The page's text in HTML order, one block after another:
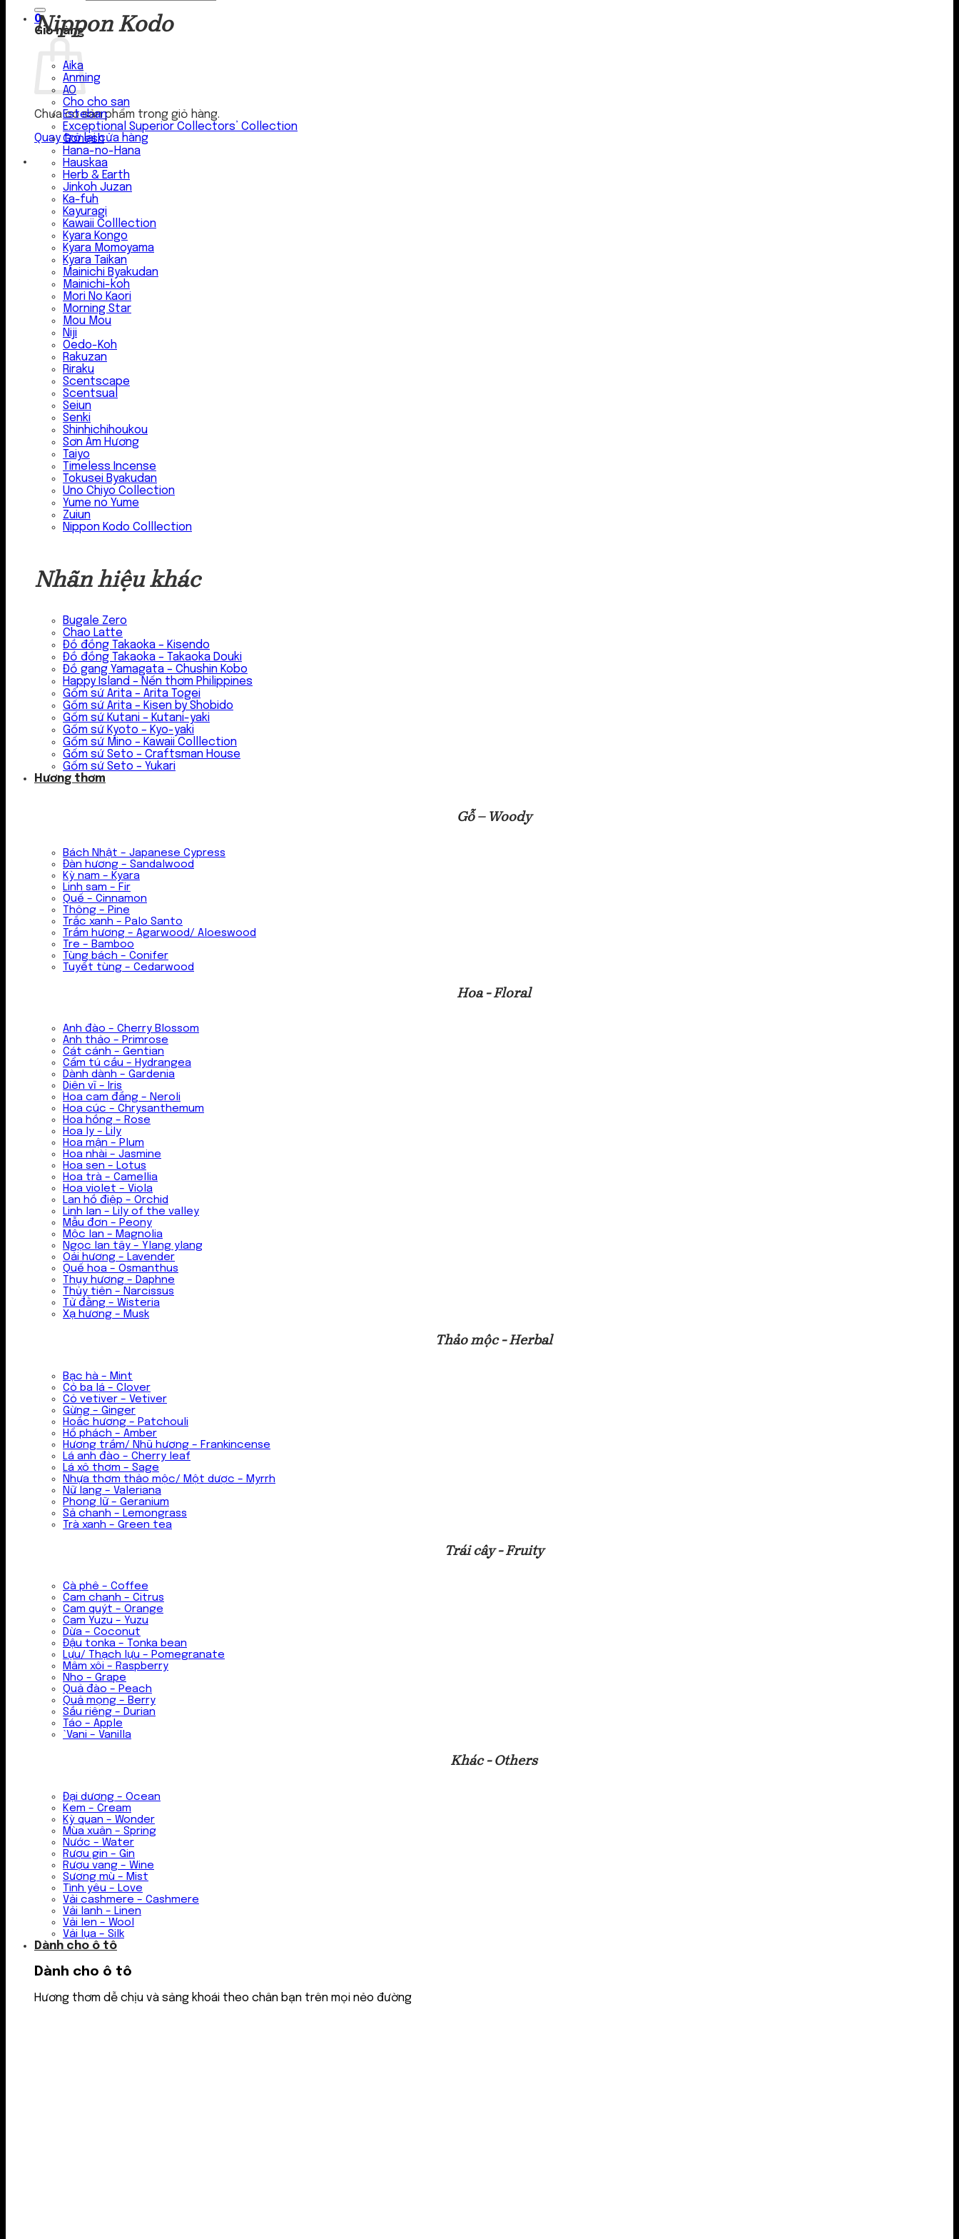
0
Giỏ hàng
Chưa có sản phẩm trong giỏ hàng.
Quay trở lại cửa hàng
Nippon Kodo
Aika
Anming
AO
Cho cho san
Esteban
Exceptional Superior Collectors’ Collection
Gonesh
Hana-no-Hana
Hauskaa
Herb & Earth
Jinkoh Juzan
Ka-fuh
Kayuragi
Kawaii Colllection
Kyara Kongo
Kyara Momoyama
Kyara Taikan
Mainichi Byakudan
Mainichi-koh
Mori No Kaori
Morning Star
Mou Mou
Niji
Oedo-Koh
Rakuzan
Riraku
Scentscape
Scentsual
Seiun
Senki
Shinhichihoukou
Sơn Âm Hương
Taiyo
Timeless Incense
Tokusei Byakudan
Uno Chiyo Collection
Yume no Yume
Zuiun
Nippon Kodo Colllection
Nhãn hiệu khác
Bugale Zero
Chao Latte
Đồ đồng Takaoka – Kisendo
Đồ đồng Takaoka – Takaoka Douki
Đồ gang Yamagata – Chushin Kobo
Happy Island – Nến thơm Philippines
Gốm sứ Arita – Arita Togei
Gốm sứ Arita – Kisen by Shobido
Gốm sứ Kutani – Kutani-yaki
Gốm sứ Kyoto – Kyo-yaki
Gốm sứ Mino – Kawaii Colllection
Gốm sứ Seto – Craftsman House
Gốm sứ Seto – Yukari
Hương thơm
Gỗ – Woody
Bách Nhật – Japanese Cypress
Đàn hương – Sandalwood
Kỳ nam – Kyara
Linh sam – Fir
Quế – Cinnamon
Thông – Pine
Trắc xanh – Palo Santo
Trầm hương – Agarwood/ Aloeswood
Tre – Bamboo
Tùng bách – Conifer
Tuyết tùng – Cedarwood
Hoa - Floral
Anh đào – Cherry Blossom
Anh thảo – Primrose
Cát cánh – Gentian
Cẩm tú cầu – Hydrangea
Dành dành – Gardenia
Diên vĩ – Iris
Hoa cam đắng – Neroli
Hoa cúc – Chrysanthemum
Hoa hồng – Rose
Hoa ly – Lily
Hoa mận – Plum
Hoa nhài – Jasmine
Hoa sen – Lotus
Hoa trà – Camellia
Hoa violet – Viola
Lan hồ điệp – Orchid
Linh lan – Lily of the valley
Mẫu đơn – Peony
Mộc lan – Magnolia
Ngọc lan tây – Ylang ylang
Oải hương – Lavender
Quế hoa – Osmanthus
Thụy hương – Daphne
Thủy tiên – Narcissus
Tử đằng – Wisteria
Xạ hương – Musk
Thảo mộc - Herbal
Bạc hà – Mint
Cỏ ba lá – Clover
Cỏ vetiver – Vetiver
Gừng – Ginger
Hoắc hương – Patchouli
Hổ phách – Amber
Hương trầm/ Nhũ hương – Frankincense
Lá anh đào – Cherry leaf
Lá xô thơm – Sage
Nhựa thơm thảo mộc/ Một dược – Myrrh
Nữ lang – Valeriana
Phong lữ – Geranium
Sả chanh – Lemongrass
Trà xanh – Green tea
Trái cây - Fruity
Cà phê – Coffee
Cam chanh – Citrus
Cam quýt – Orange
Cam Yuzu – Yuzu
Dừa – Coconut
Đậu tonka – Tonka bean
Lựu/ Thạch lựu – Pomegranate
Mâm xôi – Raspberry
Nho – Grape
Quả đào – Peach
Quả mọng – Berry
Sầu riêng – Durian
Táo – Apple
`Vani – Vanilla
Khác - Others
Đại dương – Ocean
Kem – Cream
Kỳ quan – Wonder
Mùa xuân – Spring
Nước – Water
Rượu gin – Gin
Rượu vang – Wine
Sương mù – Mist
Tình yêu – Love
Vải cashmere – Cashmere
Vải lanh – Linen
Vải len – Wool
Vải lụa – Silk
Dành cho ô tô
Dành cho ô tô
Hương thơm dễ chịu và sảng khoái theo chân bạn trên mọi nẻo đường